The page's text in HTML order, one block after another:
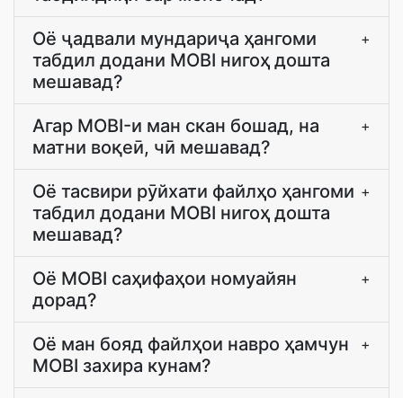
Оё ҷадвали мундариҷа ҳангоми
табдил додани MOBI нигоҳ дошта
мешавад?
+
Агар MOBI-и ман скан бошад, на
матни воқеӣ, чӣ мешавад?
+
Оё тасвири рӯйхати файлҳо ҳангоми
табдил додани MOBI нигоҳ дошта
мешавад?
+
Оё MOBI саҳифаҳои номуайян
дорад?
+
Оё ман бояд файлҳои навро ҳамчун
MOBI захира кунам?
+